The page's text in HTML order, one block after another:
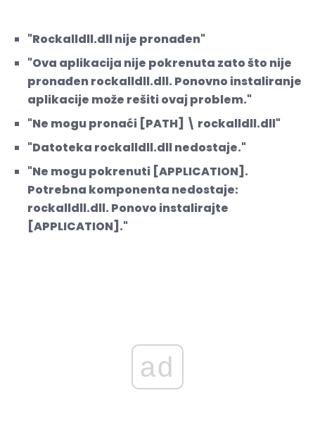
"Rockalldll.dll nije pronađen"
"Ova aplikacija nije pokrenuta zato što nije
pronađen rockalldll.dll. Ponovno instaliranje
aplikacije može rešiti ovaj problem."
"Ne mogu pronaći [PATH] \ rockalldll.dll"
"Datoteka rockalldll.dll nedostaje."
"Ne mogu pokrenuti [APPLICATION].
Potrebna komponenta nedostaje:
rockalldll.dll. Ponovo instalirajte
[APPLICATION]."
ad